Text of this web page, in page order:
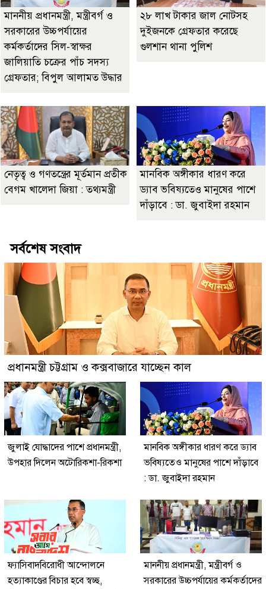
মাননীয় প্রধানমন্ত্রী, মন্ত্রীবর্গ ও
সরকারের উচ্চপর্যায়ের
কর্মকর্তাদের সিল-স্বাক্ষর
জালিয়াতি চক্রের পাঁচ সদস্য
গ্রেফতার; বিপুল আলামত উদ্ধার
২৮ লাখ টাকার জাল নোটসহ
দুইজনকে গ্রেফতার করেছে
গুলশান থানা পুলিশ
নেতৃত্ব ও গণতন্ত্রের মূর্তমান প্রতীক
বেগম খালেদা জিয়া : তথ্যমন্ত্রী
মানবিক অঙ্গীকার ধারণ করে
ড্যাব ভবিষ্যতেও মানুষের পাশে
দাঁড়াবে : ডা. জুবাইদা রহমান
সর্বশেষ সংবাদ
প্রধানমন্ত্রী চট্টগ্রাম ও কক্সবাজারে যাচ্ছেন কাল
জুলাই যোদ্ধাদের পাশে প্রধানমন্ত্রী,
উপহার দিলেন অটোরিকশা-রিকশা
মানবিক অঙ্গীকার ধারণ করে ড্যাব
ভবিষ্যতেও মানুষের পাশে দাঁড়াবে
: ডা. জুবাইদা রহমান
ফ্যাসিবাদবিরোধী আন্দোলনে
হত্যাকাণ্ডের বিচার হবে স্বচ্ছ,
মাননীয় প্রধানমন্ত্রী, মন্ত্রীবর্গ ও
সরকারের উচ্চপর্যায়ের কর্মকর্তাদের